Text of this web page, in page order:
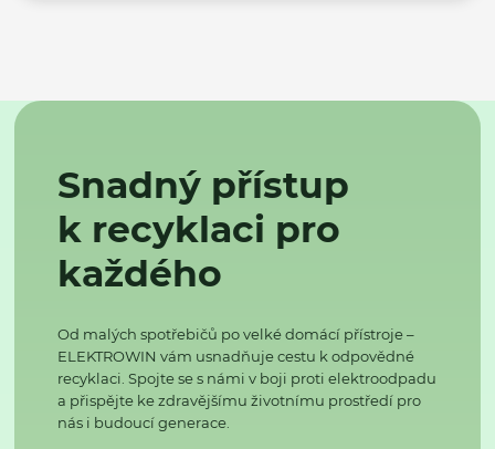
Snadný přístup
k recyklaci pro
každého
Od malých spotřebičů po velké domácí přístroje –
ELEKTROWIN vám usnadňuje cestu k odpovědné
recyklaci. Spojte se s námi v boji proti elektroodpadu
a přispějte ke zdravějšímu životnímu prostředí pro
nás i budoucí generace.